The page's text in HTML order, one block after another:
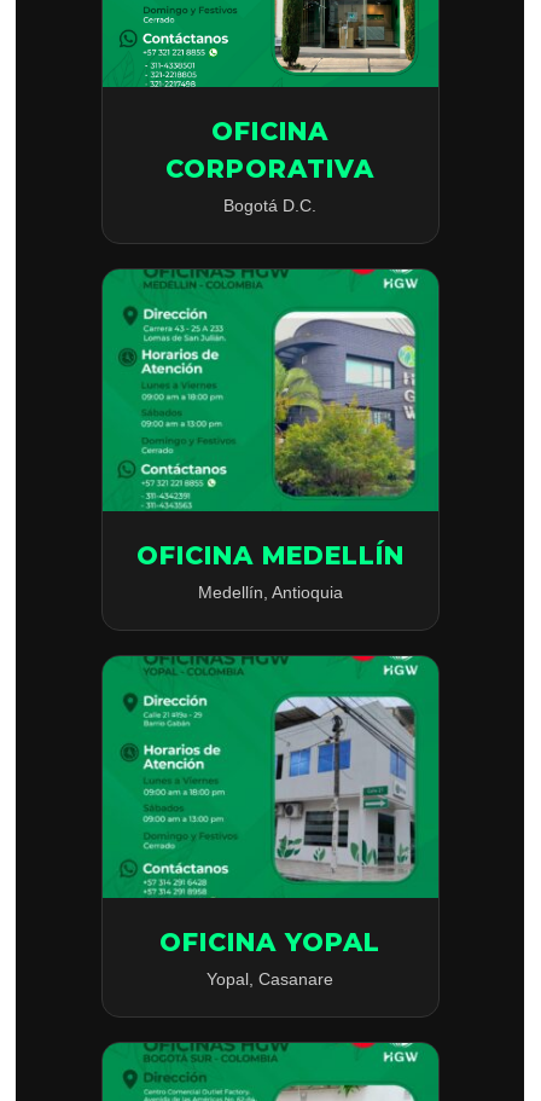
OFICINA
CORPORATIVA
Bogotá D.C.
OFICINA MEDELLÍN
Medellín, Antioquia
OFICINA YOPAL
Yopal, Casanare